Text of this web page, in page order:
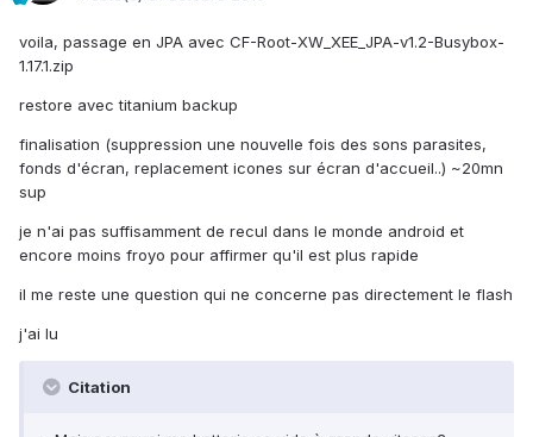
voila, passage en JPA avec CF-Root-XW_XEE_JPA-v1.2-Busybox-
1.17.1.zip
restore avec titanium backup
finalisation (suppression une nouvelle fois des sons parasites,
fonds d'écran, replacement icones sur écran d'accueil..) ~20mn
sup
je n'ai pas suffisamment de recul dans le monde android et
encore moins froyo pour affirmer qu'il est plus rapide
il me reste une question qui ne concerne pas directement le flash
j'ai lu
Citation